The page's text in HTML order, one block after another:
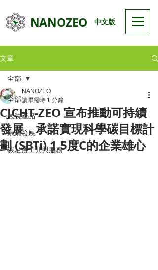
NANOZEO 中文版
文章
全部
包裝產品
永續發展
碳足跡工具與服務
全部
CJCHT-ZEO 宣布推動可持續
發展，承諾實現科學碳目標計
劃 (SBTi) 1.5度C的企業雄心
NANOZEO
讀畢需時 1 分鐘